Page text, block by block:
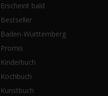
Erscheint bald
Bestseller
Baden-Württemberg
Promis
Kinderbuch
Kochbuch
Kunstbuch